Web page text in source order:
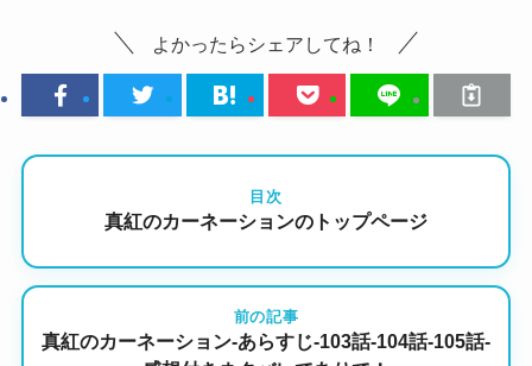
よかったらシェアしてね！
目次
真紅のカーネーションのトップページ
前の記事
真紅のカーネーション-あらすじ-103話-104話-105話-